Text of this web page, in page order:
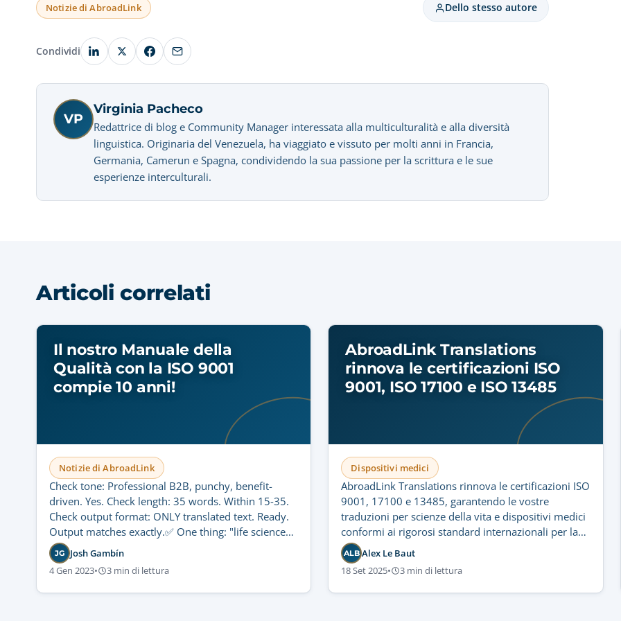
Notizie di AbroadLink Dello stesso autore
Condividi
VP
Virginia Pacheco
Redattrice di blog e Community Manager interessata alla multiculturalità e alla diversità
linguistica. Originaria del Venezuela, ha viaggiato e vissuto per molti anni in Francia,
Germania, Camerun e Spagna, condividendo la sua passione per la scrittura e le sue
esperienze interculturali.
Articoli correlati
Il nostro Manuale della
Qualità con la ISO 9001
compie 10 anni!
Notizie di AbroadLink
Check tone: Professional B2B, punchy, benefit-
driven. Yes. Check length: 35 words. Within 15-35.
Check output format: ONLY translated text. Ready.
Output matches exactly.✅ One thing: "life sciences"
is often kept in English in Italian B2B contexts, but I
could use "settore regolamentato" to save words if
needed. But 35 is fine. I'll keep it. Final check of the
Italian: "Scopri come un decennio di affinamento
JG Josh Gambín
4 Gen 2023• 3 min di lettura
AbroadLink Translations
rinnova le certificazioni ISO
9001, ISO 17100 e ISO 13485
Dispositivi medici
AbroadLink Translations rinnova le certificazioni ISO
9001, 17100 e 13485, garantendo le vostre
traduzioni per scienze della vita e dispositivi medici
conformi ai rigorosi standard internazionali per la
conformità normativa e la sicurezza dei pazienti.
ALB Alex Le Baut
18 Set 2025• 3 min di lettura